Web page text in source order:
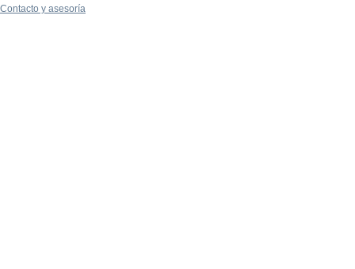
Contacto y asesoría